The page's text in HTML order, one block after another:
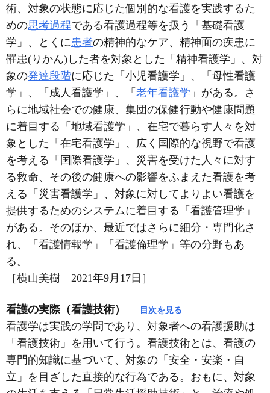
術、対象の状態に応じた個別的な看護を実践するた
めの思考過程である看護過程等を扱う「基礎看護
学」、とくに患者の精神的なケア、精神面の疾患に
罹患(りかん)した者を対象とした「精神看護学」、対
象の発達段階に応じた「小児看護学」、「母性看護
学」、「成人看護学」、「 老年看護学 」がある。さ
らに地域社会での健康、集団の保健行動や健康問題
に着目する「地域看護学」、在宅で暮らす人々を対
象とした「在宅看護学」、広く国際的な視野で看護
を考える「国際看護学」、災害を受けた人々に対す
る救命、その後の健康への影響をふまえた看護を考
える「災害看護学」、対象に対してよりよい看護を
提供するためのシステムに着目する「看護管理学」
がある。そのほか、最近ではさらに細分・専門化さ
れ、「看護情報学」「看護倫理学」等の分野もあ
る。
［横山美樹 2021年9月17日］
看護の実際（看護技術） 目次を見る
看護学は実践の学問であり、対象者への看護援助は
「看護技術」を用いて行う。看護技術とは、看護の
専門的知識に基づいて、対象の「安全・安楽・自
立」を目ざした直接的な行為である。おもに、対象